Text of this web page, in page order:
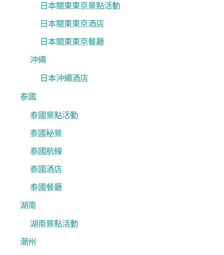
日本關東東京景點活動
日本關東東京酒店
日本關東東京餐廳
沖繩
日本沖繩酒店
泰國
泰國景點活動
泰國秘景
泰國航線
泰國酒店
泰國餐廳
湖南
湖南景點活動
潮州